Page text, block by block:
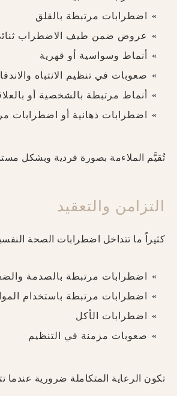
اضطرابات مرتبطة بالقلق
عروض ضمن طيف الاضطراب
أنماط وسواسية أو قهرية
صعوبات في تنظيم الانتباه
أنماط مرتبطة بالشخصية أو
اضطرابات ذهانية أو اضطرابات
تُقيَّم الملاءمة بصورة فردية وبشكل
التزامن والتعقيد
كثيراً ما تتداخل اضطرابات الصحة
اضطرابات مرتبطة بالصدمة
اضطرابات مرتبطة باستخدام
اضطرابات الأكل
صعوبات مزمنة في التنظيم
تكون الرعاية المتكاملة ضرورية